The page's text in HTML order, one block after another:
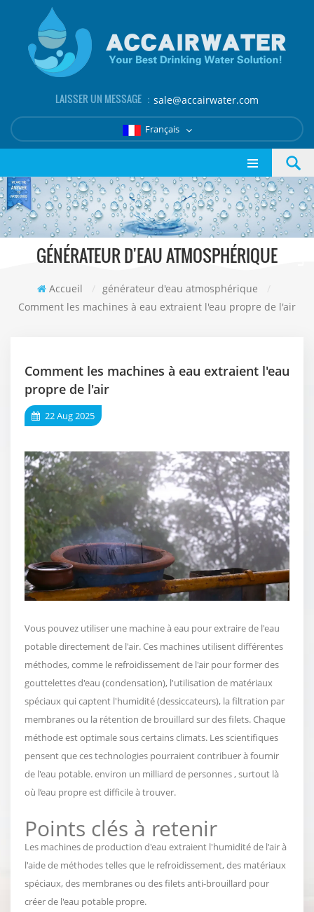
LAISSER UN MESSAGE ： sale@accairwater.com
Français
GÉNÉRATEUR D'EAU ATMOSPHÉRIQUE
Accueil / générateur d'eau atmosphérique
/
Comment les machines à eau extraient l'eau propre de l'air
Comment les machines à eau extraient l'eau
propre de l'air
22 Aug 2025
Vous pouvez utiliser une machine à eau pour extraire de l'eau
potable directement de l'air. Ces machines utilisent différentes
méthodes, comme le refroidissement de l'air pour former des
gouttelettes d'eau (condensation), l'utilisation de matériaux
spéciaux qui captent l'humidité (dessiccateurs), la filtration par
membranes ou la rétention de brouillard sur des filets. Chaque
méthode est optimale sous certains climats. Les scientifiques
pensent que ces technologies pourraient contribuer à fournir
de l'eau potable.environ un milliard de personnes , surtout là
où l’eau propre est difficile à trouver.
Points clés à retenir
Les machines de production d'eau extraient l'humidité de l'air à
l'aide de méthodes telles que le refroidissement, des matériaux
spéciaux, des membranes ou des filets anti-brouillard pour
créer de l'eau potable propre.